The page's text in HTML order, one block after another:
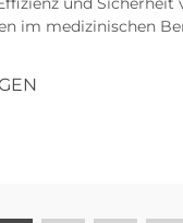
im medizinischen